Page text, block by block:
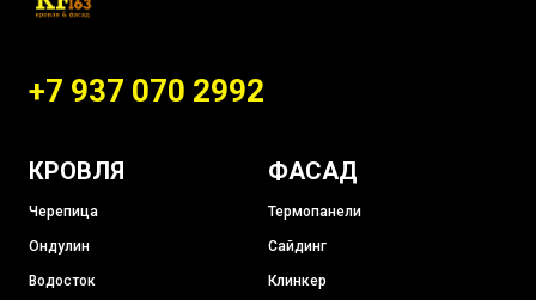
+7 937 070 2992
КРОВЛЯ
Черепица
Ондулин
Водосток
ФАСАД
Термопанели
Сайдинг
Клинкер